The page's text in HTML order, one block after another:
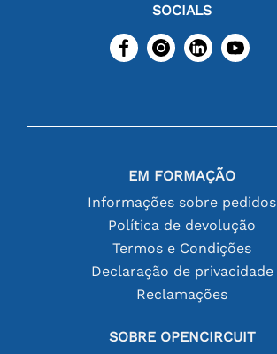
SOCIALS
EM FORMAÇÃO
Informações sobre pedidos
Política de devolução
Termos e Condições
Declaração de privacidade
Reclamações
SOBRE OPENCIRCUIT